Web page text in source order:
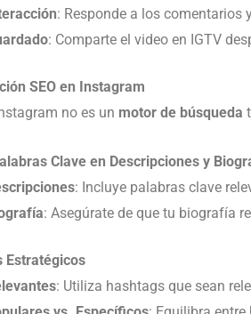
: Responde a los comentarios
: Comparte el video en IGTV
SEO en Instagram
no es un motor de búsqueda
Clave en Descripciones y
: Incluye palabras clave
: Asegúrate de que tu biografía
Estratégicos
: Utiliza hashtags que sean